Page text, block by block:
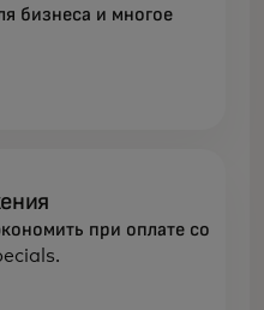
бизнеса и многое
при оплате со